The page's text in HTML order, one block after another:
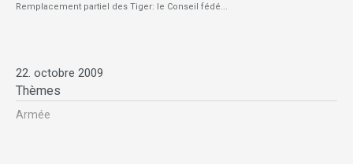
Remplacement partiel des Tiger: le Conseil fédé...
22. octobre 2009
Thèmes
Armée